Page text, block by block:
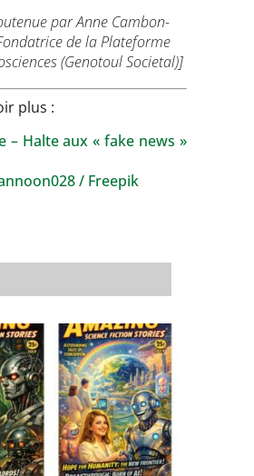
par Anne Cambon-
de la Plateforme
(Genotoul Societal)]
plus :
– Halte aux « fake news »
/ Freepik